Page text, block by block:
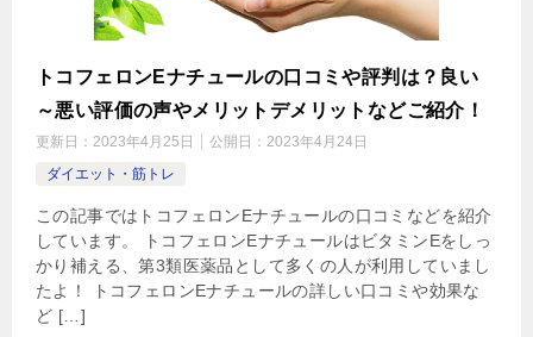
トコフェロンEナチュールの口コミや評判は？良い
～悪い評価の声やメリットデメリットなどご紹介！
更新日： 2023年4月25日 公開日： 2023年4月24日
ダイエット・筋トレ
この記事ではトコフェロンEナチュールの口コミなどを紹介
しています。 トコフェロンEナチュールはビタミンEをしっ
かり補える、第3類医薬品として多くの人が利用していまし
たよ！ トコフェロンEナチュールの詳しい口コミや効果な
ど […]